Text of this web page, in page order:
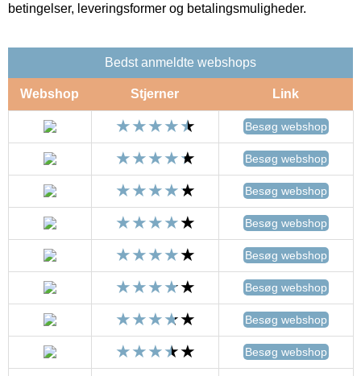
betingelser, leveringsformer og betalingsmuligheder.
Bedst anmeldte webshops
Webshop Stjerner Link
Besøg webshop
Besøg webshop
Besøg webshop
Besøg webshop
Besøg webshop
Besøg webshop
Besøg webshop
Besøg webshop